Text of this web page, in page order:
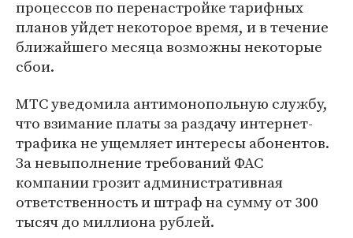
процессов по перенастройке тарифных
планов уйдет некоторое время, и в течение
ближайшего месяца возможны некоторые
сбои.
МТС уведомила антимонопольную службу,
что взимание платы за раздачу интернет-
трафика не ущемляет интересы абонентов.
За невыполнение требований ФАС
компании грозит административная
ответственность и штраф на сумму от 300
тысяч до миллиона рублей.